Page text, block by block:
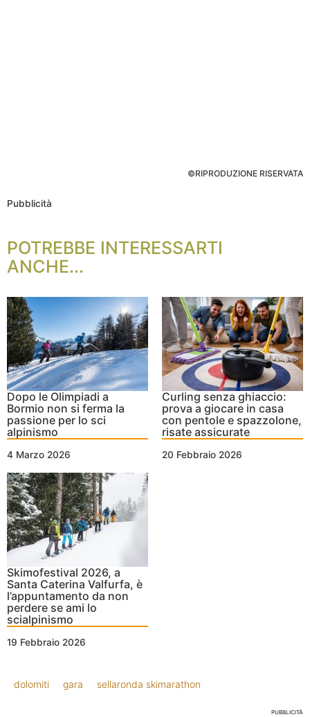
©RIPRODUZIONE RISERVATA
Pubblicità
POTREBBE INTERESSARTI
ANCHE...
Dopo le Olimpiadi a
Bormio non si ferma la
passione per lo sci
alpinismo
4 Marzo 2026
Curling senza ghiaccio:
prova a giocare in casa
con pentole e spazzolone,
risate assicurate
20 Febbraio 2026
Skimofestival 2026, a
Santa Caterina Valfurfa, è
l’appuntamento da non
perdere se ami lo
scialpinismo
19 Febbraio 2026
dolomiti gara sellaronda skimarathon
PUBBLICITÀ